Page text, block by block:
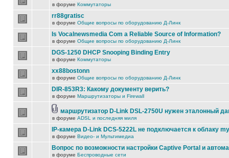
в форуме Коммутаторы
rr88gratisc
в форуме Общие вопросы по оборудованию Д-Линк
Is Vocalnewsmedia Com a Reliable Source of Information?
в форуме Общие вопросы по оборудованию Д-Линк
DGS-1250 DHCP Snooping Binding Entry
в форуме Коммутаторы
xx88bostonn
в форуме Общие вопросы по оборудованию Д-Линк
DIR-853R3: Какому документу верить?
в форуме Маршрутизаторы и Firewall
маршрутизатор D-Link DSL-2750U нужен эталонный
в форуме ADSL и последняя миля
IP-камера D-Link DCS-5222L не подключается к облаку
в форуме Видео- и Мультимедиа
Вопрос по возможности настройки Captive Portal и
в форуме Беспроводные сети